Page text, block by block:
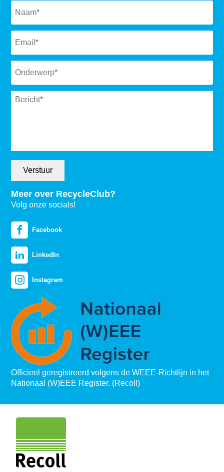
Email *
Subject *
Message *
Verstuur
Meer over RecycleClub?
Volg onze socials!
Facebook
LinkedIn
Instagram
Officieel geregistreerd volgens de WEEE-Richtlijn in het
Nationaal (W)EEE Register. (Recoll)